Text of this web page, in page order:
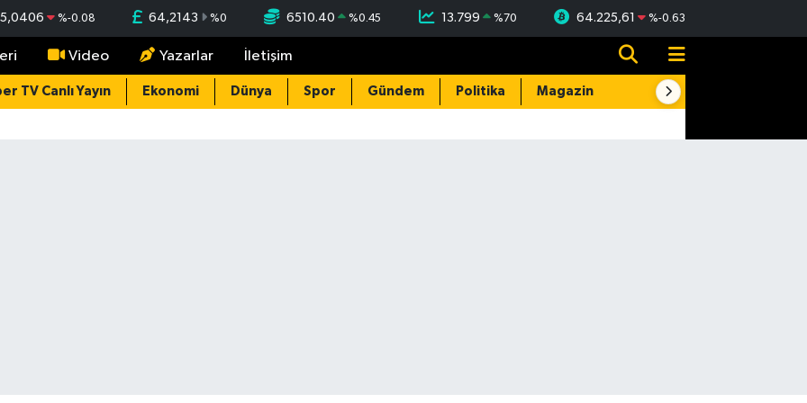
%-0.08 64,2143 %0 6510.40 %0.45 13.799 %70 64.225,61 %-0.63
Video Yazarlar İletişim
TV Canlı Yayın Ekonomi Dünya Spor Gündem Politika Magazin Resmi İlanlar